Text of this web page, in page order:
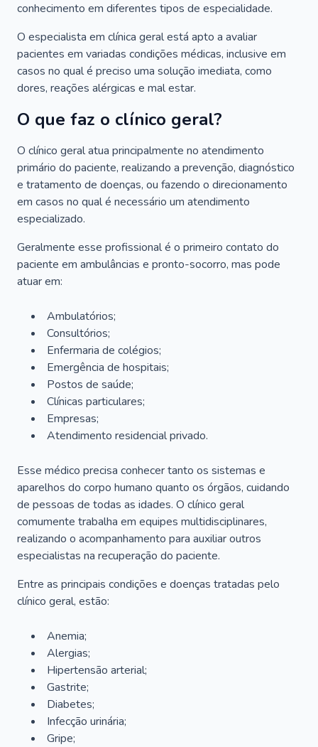
conhecimento em diferentes tipos de especialidade.
O especialista em clínica geral está apto a avaliar
pacientes em variadas condições médicas, inclusive em
casos no qual é preciso uma solução imediata, como
dores, reações alérgicas e mal estar.
O que faz o clínico geral?
O clínico geral atua principalmente no atendimento
primário do paciente, realizando a prevenção, diagnóstico
e tratamento de doenças, ou fazendo o direcionamento
em casos no qual é necessário um atendimento
especializado.
Geralmente esse profissional é o primeiro contato do
paciente em ambulâncias e pronto-socorro, mas pode
atuar em:
Ambulatórios;
Consultórios;
Enfermaria de colégios;
Emergência de hospitais;
Postos de saúde;
Clínicas particulares;
Empresas;
Atendimento residencial privado.
Esse médico precisa conhecer tanto os sistemas e
aparelhos do corpo humano quanto os órgãos, cuidando
de pessoas de todas as idades. O clínico geral
comumente trabalha em equipes multidisciplinares,
realizando o acompanhamento para auxiliar outros
especialistas na recuperação do paciente.
Entre as principais condições e doenças tratadas pelo
clínico geral, estão:
Anemia;
Alergias;
Hipertensão arterial;
Gastrite;
Diabetes;
Infecção urinária;
Gripe;